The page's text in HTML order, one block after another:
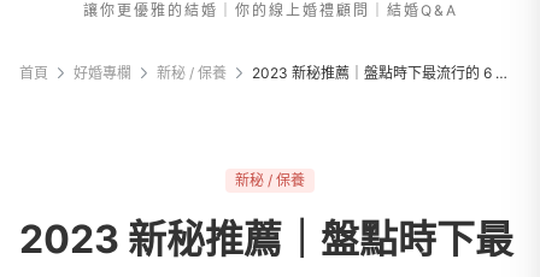
讓你更優雅的結婚｜你的線上婚禮顧問｜結婚Q&A
首頁 好婚專欄 新秘 / 保養 2023 新秘推薦｜盤點時下最流行的 6 大風格！交給這些老師準沒錯
新秘 / 保養
2023 新秘推薦｜盤點時下最